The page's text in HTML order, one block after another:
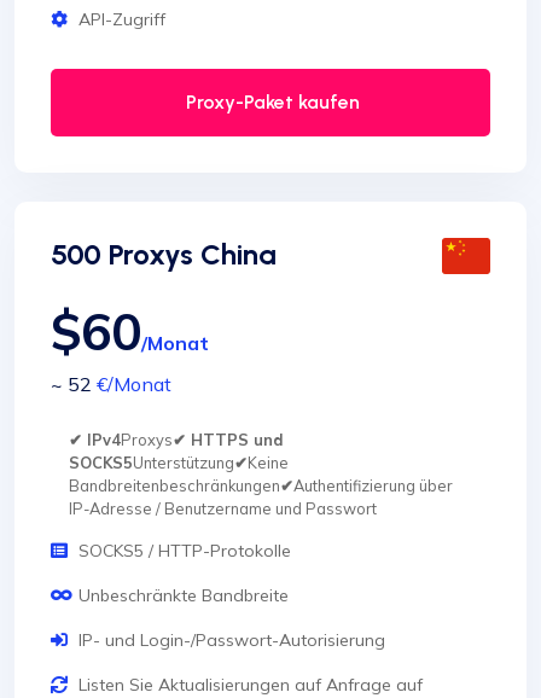
API-Zugriff
Proxy-Paket kaufen
500 Proxys China
$60/Monat
~ 52 €/Monat
✔ IPv4Proxys✔ HTTPS und
SOCKS5Unterstützung✔Keine
Bandbreitenbeschränkungen✔Authentifizierung über
IP-Adresse / Benutzername und Passwort
SOCKS5 / HTTP-Protokolle
Unbeschränkte Bandbreite
IP- und Login-/Passwort-Autorisierung
Listen Sie Aktualisierungen auf Anfrage auf